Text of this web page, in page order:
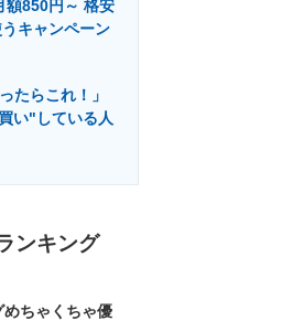
額850円～ 格安
キャンペーン
たらこれ！」
い"している人
ンキング
めちゃくちゃ優